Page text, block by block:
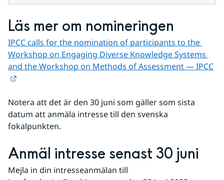
Läs mer om nomineringen
IPCC calls for the nomination of participants to the
Workshop on Engaging Diverse Knowledge Systems
and the Workshop on Methods of Assessment — IPCC
Notera att det är den 30 juni som gäller som sista
datum att anmäla intresse till den svenska
fokalpunkten.
Anmäl intresse senast 30 juni
Mejla in din intresseanmälan till